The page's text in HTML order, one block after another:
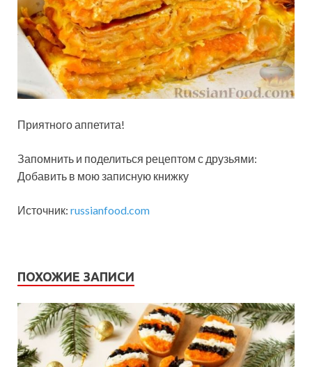
Приятного аппетита!
Запомнить и поделиться рецептом с друзьями:
Добавить в мою записную книжку
Источник: russianfood.com
ПОХОЖИЕ ЗАПИСИ